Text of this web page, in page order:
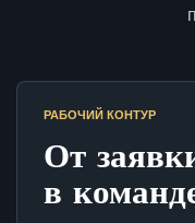
РАБОЧИЙ КОНТУР
От
в